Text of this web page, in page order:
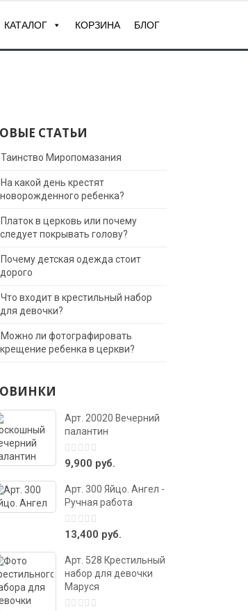
КАТАЛОГ КОРЗИНА БЛОГ
СТАТЬИ
Таинство Миропомазания
На какой день крестят
новорожденного ребенка?
Платок в церковь или почему
следует покрывать голову?
Почему детская одежда стоит
дорого
Что входит в крестильный набор
для девочки?
Можно ли фотографировать
крещение ребенка в церкви?
Арт. 20020 Вечерний
палантин
0
out
5
9,900 руб.
Арт. 300 Яйцо. Ангел -
Ручная работа
0
out
5
13,400 руб.
Арт. 528 Крестильный
набор для девочки
Маруся